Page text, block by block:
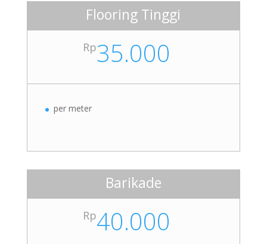
Flooring Tinggi
Rp35.000
per meter
Barikade
Rp40.000